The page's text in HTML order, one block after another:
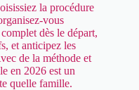
la procédure
vous
dès le départ,
et anticipez les
de la méthode et
en 2026 est un
quelle famille.